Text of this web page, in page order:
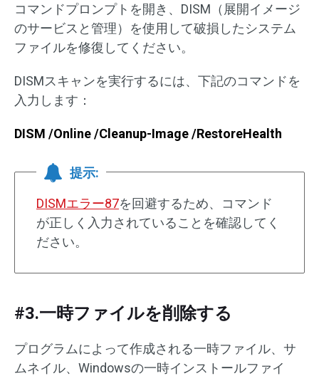
コマンドプロンプトを開き、DISM（展開イメージ
のサービスと管理）を使用して破損したシステム
ファイルを修復してください。
DISMスキャンを実行するには、下記のコマンドを
入力します：
DISM /Online /Cleanup-Image /RestoreHealth
提示:
DISMエラー87を回避するため、コマンド
が正しく入力されていることを確認してく
ださい。
#3.一時ファイルを削除する
プログラムによって作成される一時ファイル、サ
ムネイル、Windowsの一時インストールファイ